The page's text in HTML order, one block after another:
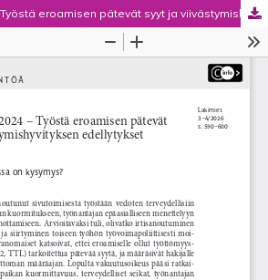
VakO H1074/2024 – Työstä eroamisen pätevät syyt ja viivästymishyvityksen edellytykset
Tieteellisten seurain valtuuskunta.